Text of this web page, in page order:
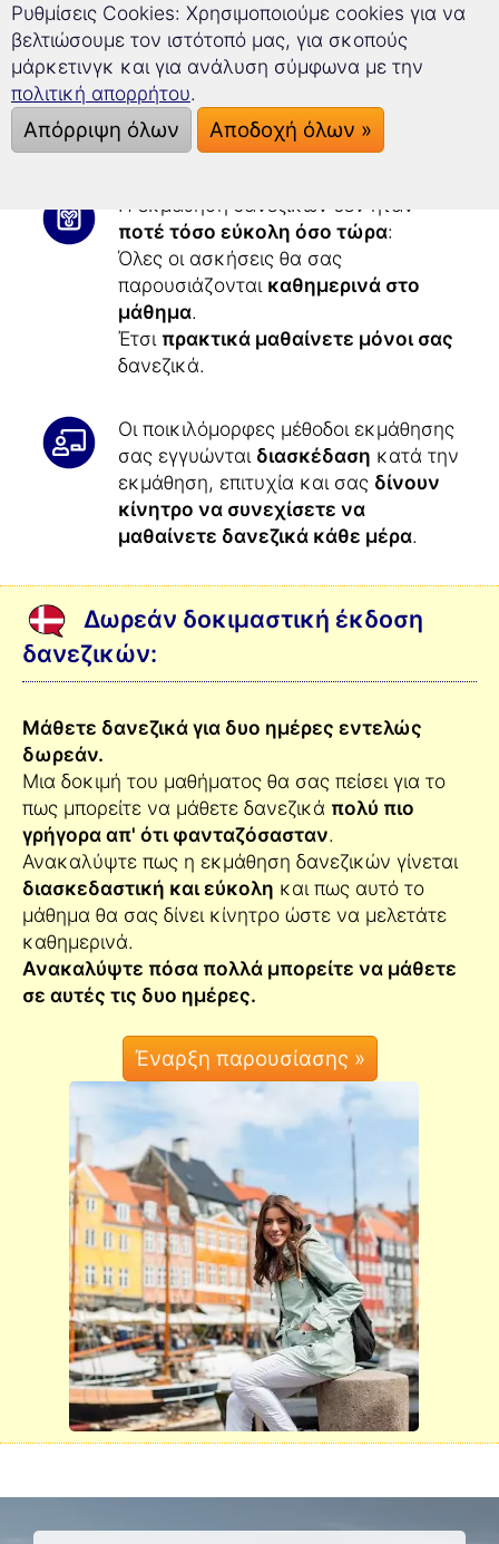
Ητεχνολογία της Superlearning
επιτρέπει, ξεκούραστα και με
καλύτερη συγκέντρωση να
προχωρήσετε μέχρι και29,6%
γρηγορότερα.
Η εκμάθηση δανεζικών δεν ήταν
ποτέ τόσο εύκολη όσο τώρα:
Όλες οι ασκήσεις θα σας
παρουσιάζονται καθημερινά στο
μάθημα.
Έτσι πρακτικά μαθαίνετε μόνοι σας
δανεζικά.
Οι ποικιλόμορφες μέθοδοι εκμάθησης
σας εγγυώνται διασκέδαση κατά την
εκμάθηση, επιτυχία και σας δίνουν
κίνητρο να συνεχίσετε να
μαθαίνετε δανεζικά κάθε μέρα.
Δωρεάν δοκιμαστική έκδοση
δανεζικών:
Μάθετε δανεζικά για δυο ημέρες εντελώς
δωρεάν.
Μια δοκιμή του μαθήματος θα σας πείσει για το
πως μπορείτε να μάθετε δανεζικά πολύ πιο
γρήγορα απ' ότι φανταζόσασταν.
Ανακαλύψτε πως η εκμάθηση δανεζικών γίνεται
διασκεδαστική και εύκολη και πως αυτό το
μάθημα θα σας δίνει κίνητρο ώστε να μελετάτε
καθημερινά.
Ανακαλύψτε πόσα πολλά μπορείτε να μάθετε
σε αυτές τις δυο ημέρες.
Ρυθμίσεις Cookies: Χρησιμοποιούμε cookies για να
βελτιώσουμε τον ιστότοπό μας, για σκοπούς
μάρκετινγκ και για ανάλυση σύμφωνα με την
πολιτική απορρήτου.
Απόρριψη όλων Αποδοχή όλων »